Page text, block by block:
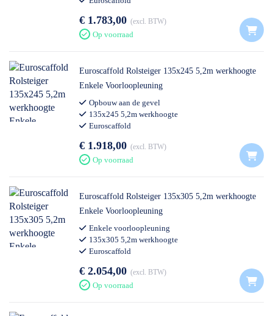
Inhoud configuratie
4x - Opbouwframe 75-28-7
4x - Wiel Nylon + stalen spindel 200mm
1x - Platform hout met luik 245
1x - Voorloopleuning 245
2x - Horizontaalschoor 245
4x - Borgclips
Optioneel verkrijgbaar met CarbonDeck
platform (contact
€ 1.783,00 excl. BTW
Op voorraad
Euroscaffold Rolsteiger 135x245 5,2m werkhoogte
Enkele Voorloopleuning
Opbouw aan de gevel
135x245 5,2m werkhoogte
Euroscaffold
€ 1.918,00 excl. BTW
Op voorraad
Euroscaffold Rolsteiger 135x305 5,2m werkhoogte
Enkele Voorloopleuning
Enkele voorloopleuning
135x305 5,2m werkhoogte
Euroscaffold
€ 2.054,00 excl. BTW
Op voorraad